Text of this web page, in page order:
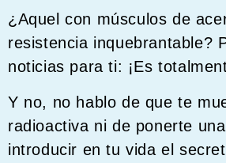
¿Aquel con músculos de
resistencia inquebrantable?
noticias para ti: ¡Es
Y no, no hablo de que te
radioactiva ni de ponerte
introducir en tu vida el